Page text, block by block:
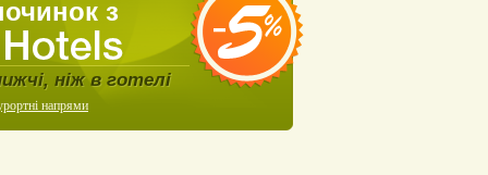
з
ніж в готелі
напрями